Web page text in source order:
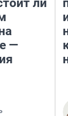
ли
—